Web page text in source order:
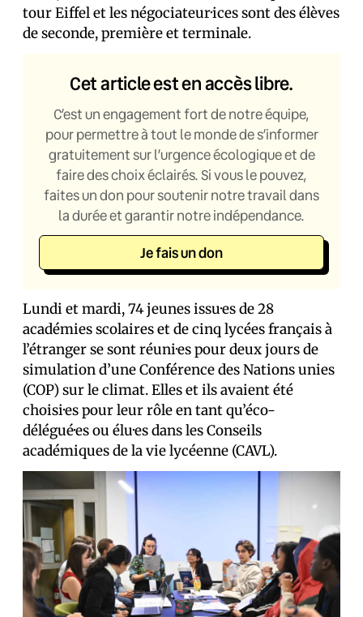
tour Eiffel et les négociateur·ices sont des élèves
de seconde, première et terminale.
Cet article est en accès libre.
C’est un engagement fort de notre équipe,
pour permettre à tout le monde de s’informer
gratuitement sur l’urgence écologique et de
faire des choix éclairés. Si vous le pouvez,
faites un don pour soutenir notre travail dans
la durée et garantir notre indépendance.
Je fais un don
Lundi et mardi, 74 jeunes issu·es de 28
académies scolaires et de cinq lycées français à
l’étranger se sont réuni·es pour deux jours de
simulation d’une Conférence des Nations unies
(COP) sur le climat. Elles et ils avaient été
choisi·es pour leur rôle en tant qu’éco-
délégué·es ou élu·es dans les Conseils
académiques de la vie lycéenne (CAVL).